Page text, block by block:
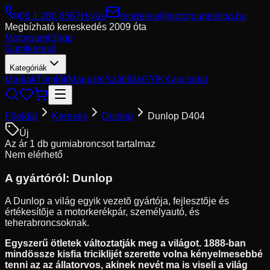
06 1 280 6567Hívás
rendeles@motorgumishop.hu
Megbízható kereskedés 2009 óta
MotorgumiShop
Gumikereső
Kategóriák
MárkákTömlőkMagazinSzállításGYIKKapcsolat
Főoldal Keresés Dunlop
Dunlop D404
Új
Az ár 1 db gumiabroncsot tartalmaz
Nem elérhető
A gyártóról: Dunlop
A Dunlop a világ egyik vezetõ gyártója, fejlesztõje és
értékesítõje a motorkerékpár, személyautó, és
teherabroncsoknak.
Egyszerű ötletek változtatják meg a világot. 1888-ban
mindössze kisfia triciklijét szerette volna kényelmesebbé
tenni az az állatorvos, akinek nevét ma is viseli a világ